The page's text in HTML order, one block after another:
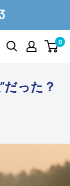
0
だった？